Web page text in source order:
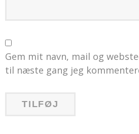
Gem mit navn, mail og
til næste gang jeg